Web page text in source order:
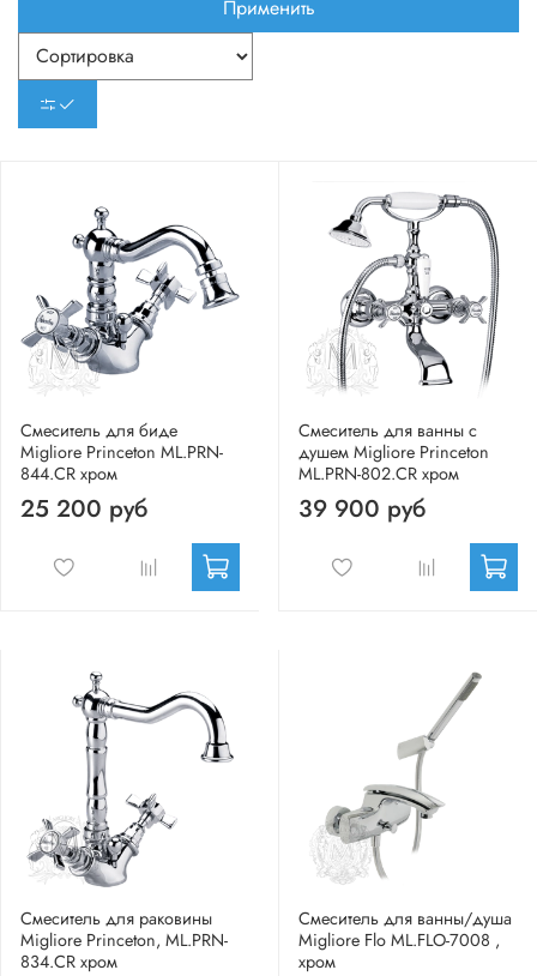
Смеситель для биде
Migliore Princeton ML.PRN-
844.CR хром
25 200 руб
Смеситель для ванны с
душем Migliore Princeton
ML.PRN-802.CR хром
39 900 руб
Смеситель для раковины
Migliore Princeton, ML.PRN-
834.CR хром
Смеситель для ванны/душа
Migliore Flo ML.FLO-7008 ,
хром
Применить